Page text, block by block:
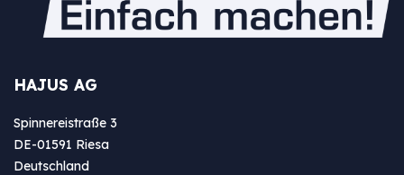
HAJUS AG
Spinnereistraße 3
DE-01591 Riesa
Deutschland